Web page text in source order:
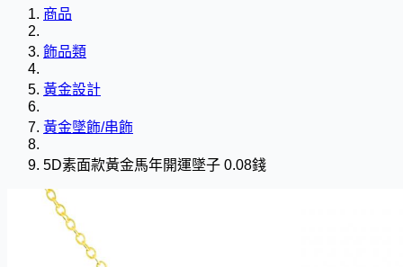
商品
飾品類
黃金設計
黃金墜飾/串飾
5D素面款黃金馬年開運墜子 0.08錢